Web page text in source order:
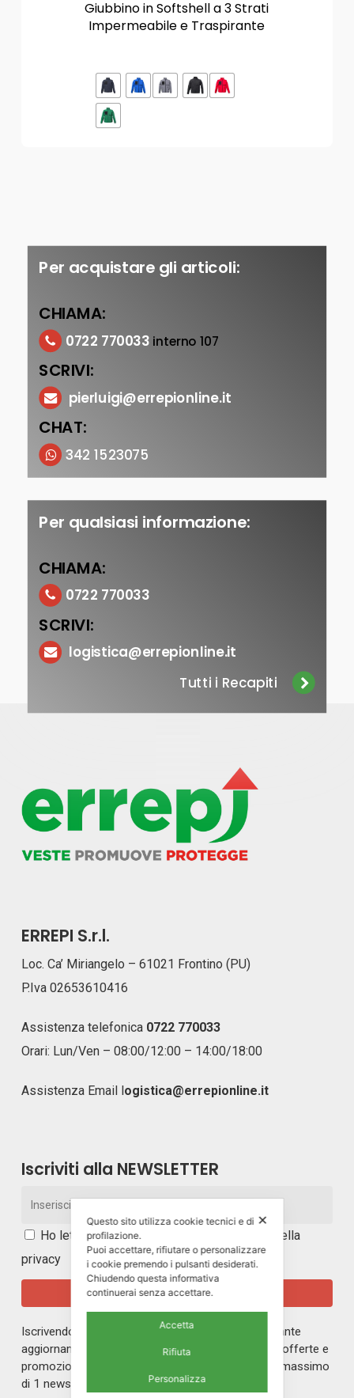
Giubbino in Softshell a 3 Strati
Impermeabile e Traspirante
Per acquistare gli articoli:
CHIAMA:
0722 770033 interno 107
SCRIVI:
pierluigi@errepionline.it
CHAT:
342 1523075
Per qualsiasi informazione:
CHIAMA:
0722 770033
SCRIVI:
logistica@errepionline.it
Tutti i Recapiti
ERREPI S.r.l.
Loc. Ca’ Miriangelo – 61021 Frontino (PU)
P.Iva 02653610416
Assistenza telefonica 0722 770033
Orari: Lun/Ven – 08:00/12:00 – 14:00/18:00
Assistenza Email logistica@errepionline.it
Iscriviti alla NEWSLETTER
Ho letto e accetto i
termini e le condizioni della
privacy
Iscrivendoti alla nostra newsletter rimarrai in costante
aggiornamento sul mondo di ERREPI, sulle nuove offerte e
promozioni riservate ai nostri iscritti. Riceverai un massimo
di 1 newsletter al mese.
✕
Questo sito utilizza cookie tecnici e di
profilazione.
Puoi accettare, rifiutare o personalizzare
i cookie premendo i pulsanti desiderati.
Chiudendo questa informativa
continuerai senza accettare.
Accetta
Rifiuta
Personalizza